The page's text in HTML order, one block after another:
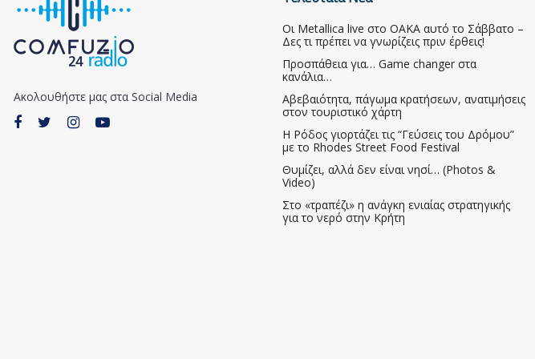
Ακολουθήστε μας στα Social Media
Οι Metallica live στο ΟΑΚΑ αυτό το Σάββατο –
Δες τι πρέπει να γνωρίζεις πριν έρθεις!
Προσπάθεια για… Game changer στα
κανάλια…
Αβεβαιότητα, πάγωμα κρατήσεων, ανατιμήσεις
στον τουριστικό χάρτη
Η Ρόδος γιορτάζει τις “Γεύσεις του Δρόμου”
με το Rhodes Street Food Festival
Θυμίζει, αλλά δεν είναι νησί… (Photos &
Video)
Στο «τραπέζι» η ανάγκη ενιαίας στρατηγικής
για το νερό στην Κρήτη